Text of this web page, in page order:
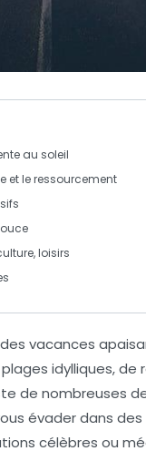
au soleil
et le ressourcement
,loisirs
vacances
plages idylliques, de
de nombreuses
évader dans
célèbres ou